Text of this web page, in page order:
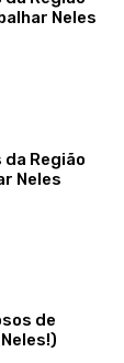
Neles
da Região
Neles
de